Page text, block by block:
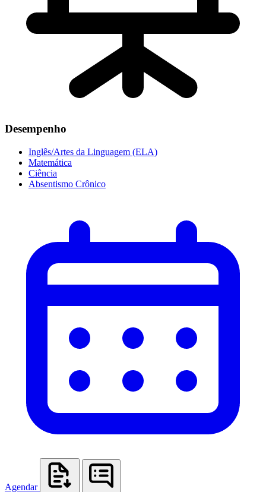
Desempenho
Inglês/Artes da Linguagem (ELA)
Matemática
Ciência
Absentismo Crônico
Agendar